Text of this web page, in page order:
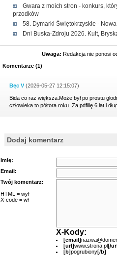
Gwara z moich stron - konkurs,
przodków
58. Dymarki Świętokrzyskie - Nowa
Dni Buska-Zdroju 2026. Kult,
Uwaga: Redakcja nie ponosi
Komentarze (1)
Bęc V(2026-05-27 12:15:07)
Bida co raz większa.Może był po prostu
człowieka to półtora roku. Za pdfilię 6 lat i
Dodaj komentarz
Imię:
Email:
Twój komentarz:
HTML = wył
X-code = wł
X-Kody:
[email]
[url]www.strona.pl[/
[b]pogrubiony[/b]